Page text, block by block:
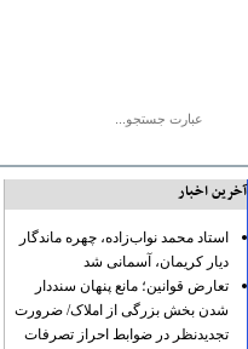
آخرین اخبار
استاد محمد نواب‌زاده، چهره ماندگار
دیار کریمان، آسمانی شد
تعارض قوانین؛ مانع پنهان سنددار
شدن بخش بزرگی از املاک/ ضرورت
تجدیدنظر در ضوابط احراز تصرفات